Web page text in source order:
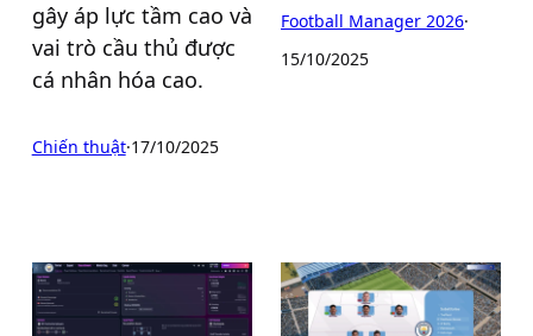
gây áp lực tầm cao và
vai trò cầu thủ được
cá nhân hóa cao.
Chiến thuật·17/10/2025
Football Manager 2026·
15/10/2025